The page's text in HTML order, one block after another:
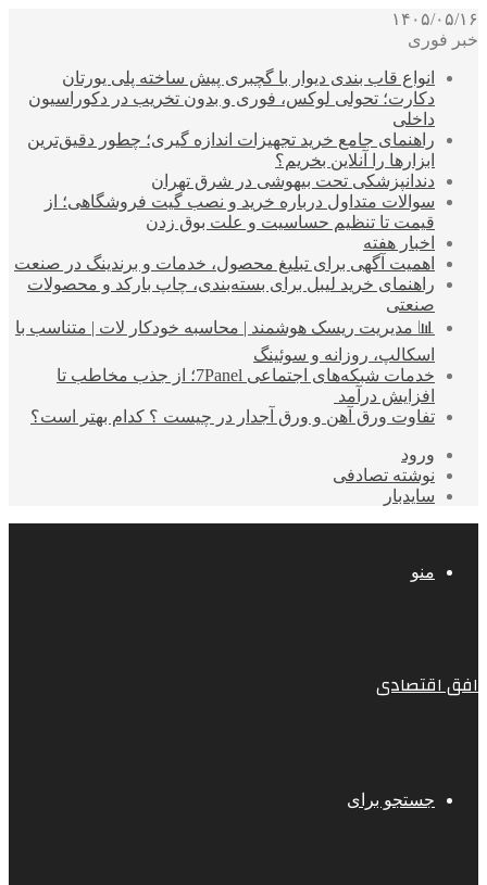
۱۴۰۵/۰۵/۱۶
خبر فوری
انواع قاب بندی دیوار با گچبری پیش ساخته پلی یورتان
دکارت؛ تحولی لوکس، فوری و بدون تخریب در دکوراسیون
داخلی
راهنمای جامع خرید تجهیزات اندازه گیری؛ چطور دقیق‌ترین
ابزارها را آنلاین بخریم؟
دندانپزشکی تحت بیهوشی در شرق تهران
سوالات متداول درباره خرید و نصب گیت فروشگاهی؛ از
قیمت تا تنظیم حساسیت و علت بوق زدن
اخبار هفته
اهمیت آگهی برای تبلیغ محصول، خدمات و برندینگ در صنعت
راهنمای خرید لیبل برای بسته‌بندی، چاپ بارکد و محصولات
صنعتی
📊 مدیریت ریسک هوشمند | محاسبه خودکار لات | متناسب با
اسکالپ، روزانه و سوئینگ
خدمات شبکه‌های اجتماعی 7Panel؛ از جذب مخاطب تا
افزایش درآمد
تفاوت ورق آهن و ورق آجدار در چیست ؟ کدام بهتر است؟
ورود
نوشته تصادفی
سایدبار
منو
افق اقتصادی
جستجو برای